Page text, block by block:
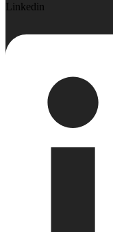
Linkedin